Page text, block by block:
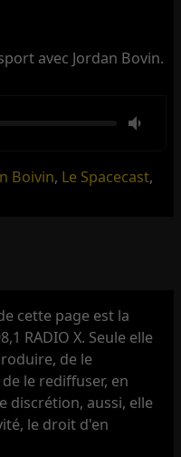
avec Jordan Bovin.
Boivin, Le Spacecast,
cette page est la
RADIO X. Seule elle
de le
le rediffuser, en
discrétion, aussi, elle
le droit d'en